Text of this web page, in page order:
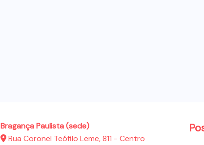
Bragança Paulista (sede)
Rua Coronel Teófilo Leme, 811 - Centro